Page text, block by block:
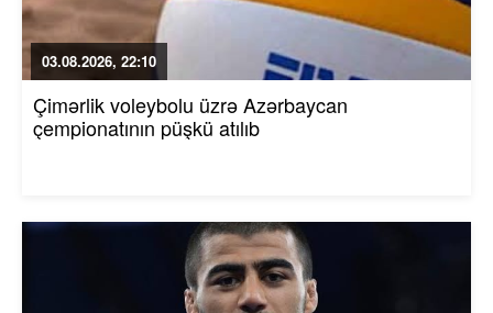
03.08.2026, 22:10
Çimərlik voleybolu üzrə Azərbaycan
çempionatının püşkü atılıb